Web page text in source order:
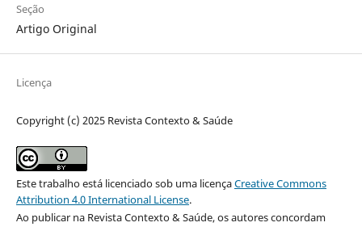
Seção
Artigo Original
Licença
Copyright (c) 2025 Revista Contexto & Saúde
Este trabalho está licenciado sob uma licençaCreative Commons
Attribution 4.0 International License.
Ao publicar na Revista Contexto & Saúde, os autores concordam